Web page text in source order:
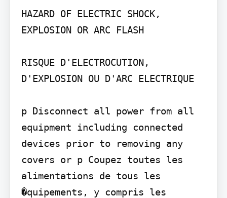
HAZARD OF ELECTRIC SHOCK,
EXPLOSION OR ARC FLASH
RISQUE D'ELECTROCUTION,
D'EXPLOSION OU D'ARC ELECTRIQUE
p Disconnect all power from all
equipment including connected
devices prior to removing any
covers or p Coupez toutes les
alimentations de tous les
�quipements, y compris les